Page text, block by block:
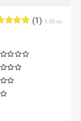
(1) 5.00 из